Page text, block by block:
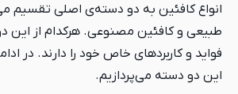
انواع کافئین به دو دسته‌ی اصلی تقسیم
طبیعی و کافئین مصنوعی. هرکدام از این
فواید و کاربردهای خاص خود را دارند. در
این دو دسته می‌پردازیم.